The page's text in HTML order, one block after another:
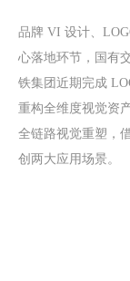
品牌 VI 设计、
心落地环节，国有
铁集团近期完成
重构全维度视觉资
全链路视觉重塑，
创两大应用场景。